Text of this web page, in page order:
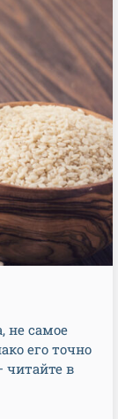
не самое
его точно
в